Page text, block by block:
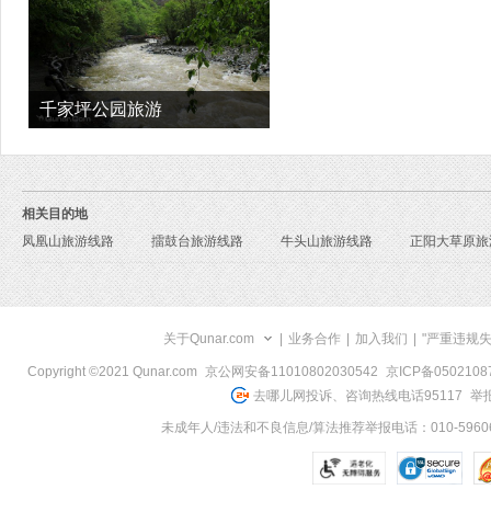
千家坪公园旅游
相关目的地
凤凰山旅游线路
擂鼓台旅游线路 牛头山旅游线路 正阳大草原
关于Qunar.com 业务合作 加入我们 "严重违规
Copyright ©2021 Qunar.com 京公网安备11010802030542
京ICP备
去哪儿网投诉、咨询热线电话95117 举
未成年人/违法和不良信息/算法推荐举报电话：010-